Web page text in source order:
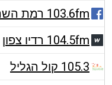
103.6fm רמת השרון
104.5fm רדיו צפון
105.3 קול הגליל